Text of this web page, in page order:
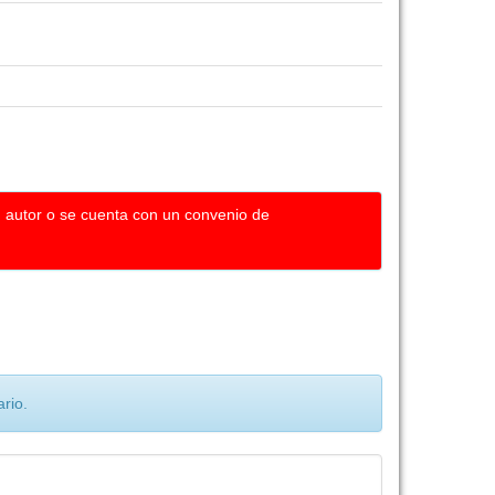
o se cuenta con un convenio de